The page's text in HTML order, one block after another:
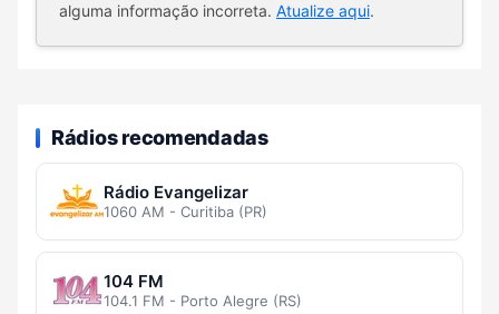
alguma informação incorreta. Atualize aqui.
Rádios recomendadas
Rádio Evangelizar
1060 AM - Curitiba (PR)
104 FM
104.1 FM - Porto Alegre (RS)